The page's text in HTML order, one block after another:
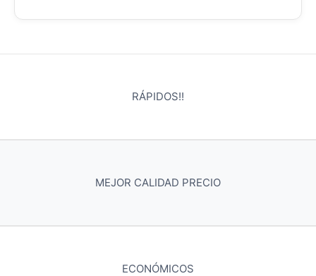
RÁPIDOS!!
MEJOR CALIDAD PRECIO
ECONÓMICOS